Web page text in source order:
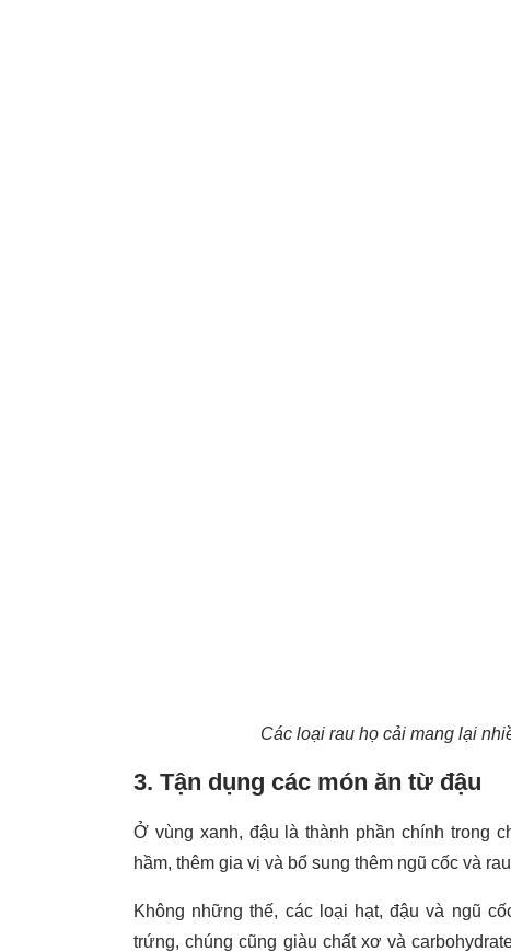
Các loại rau họ cải mang lại
3. Tận dụng các món ăn từ đậu
Ở vùng xanh, đậu là thành phần chính trong
hầm, thêm gia vị và bổ sung thêm ngũ cốc và
Không những thế, các loại hạt, đậu và ngũ
trứng, chúng cũng giàu chất xơ và